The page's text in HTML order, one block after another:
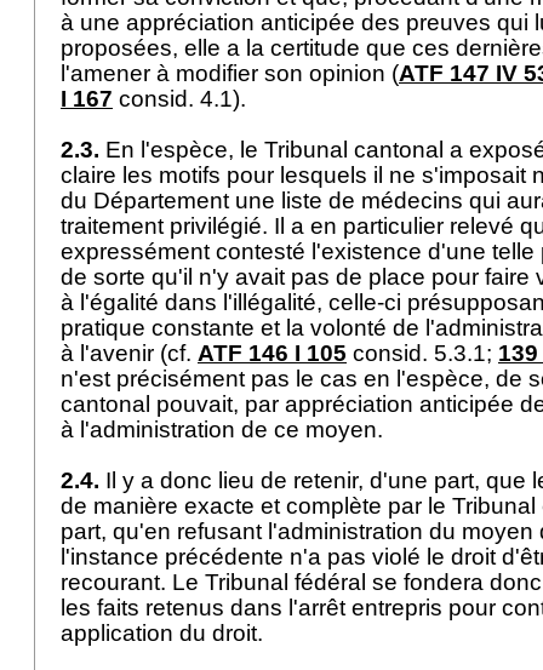
à une appréciation anticipée des preuves qui
proposées, elle a la certitude que ces
l'amener à modifier son opinion (ATF 147 IV
I 167 consid. 4.1).
2.3. En l'espèce, le Tribunal cantonal a
claire les motifs pour lesquels il ne s'imposait
du Département une liste de médecins qui
traitement privilégié. Il a en particulier relevé
expressément contesté l'existence d'une telle
de sorte qu'il n'y avait pas de place pour faire
à l'égalité dans l'illégalité, celle-ci
pratique constante et la volonté de
à l'avenir (cf. ATF 146 I 105 consid. 5.3.1; 139
n'est précisément pas le cas en l'espèce, de
cantonal pouvait, par appréciation anticipée
à l'administration de ce moyen.
2.4. Il y a donc lieu de retenir, d'une part, que
de manière exacte et complète par le
part, qu'en refusant l'administration du moyen
l'instance précédente n'a pas violé le droit
recourant. Le Tribunal fédéral se fondera
les faits retenus dans l'arrêt entrepris pour
application du droit.